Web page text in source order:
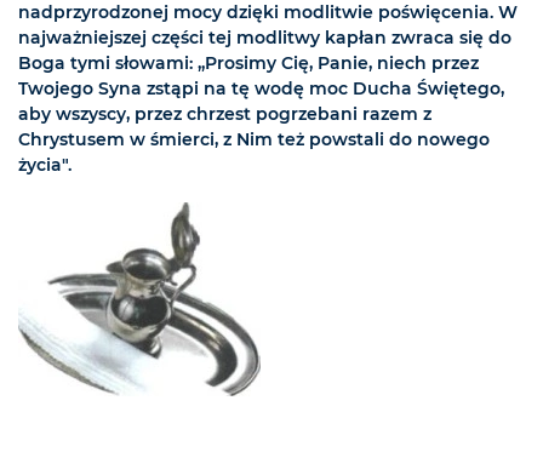
nadprzyrodzonej mocy dzięki modlitwie poświęcenia. W
najważniejszej części tej modlitwy kapłan zwraca się do
Boga tymi słowami: „Prosimy Cię, Panie, niech przez
Twojego Syna zstąpi na tę wodę moc Ducha Świętego,
aby wszyscy, przez chrzest pogrzebani razem z
Chrystusem w śmierci, z Nim też powstali do nowego
życia".